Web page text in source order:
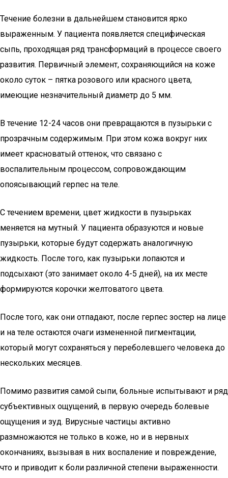
Течение болезни в дальнейшем становится ярко
выраженным. У пациента появляется специфическая
сыпь, проходящая ряд трансформаций в процессе своего
развития. Первичный элемент, сохраняющийся на коже
около суток – пятка розового или красного цвета,
имеющие незначительный диаметр до 5 мм.
В течение 12-24 часов они превращаются в пузырьки с
прозрачным содержимым. При этом кожа вокруг них
имеет красноватый оттенок, что связано с
воспалительным процессом, сопровождающим
опоясывающий герпес на теле.
С течением времени, цвет жидкости в пузырьках
меняется на мутный. У пациента образуются и новые
пузырьки, которые будут содержать аналогичную
жидкость. После того, как пузырьки лопаются и
подсыхают (это занимает около 4-5 дней), на их месте
формируются корочки желтоватого цвета.
После того, как они отпадают, после герпес зостер на лице
и на теле остаются очаги измененной пигментации,
который могут сохраняться у переболевшего человека до
нескольких месяцев.
Помимо развития самой сыпи, больные испытывают и ряд
субъективных ощущений, в первую очередь болевые
ощущения и зуд. Вирусные частицы активно
размножаются не только в коже, но и в нервных
окончаниях, вызывая в них воспаление и повреждение,
что и приводит к боли различной степени выраженности.